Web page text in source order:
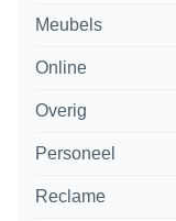
Meubels
Online
Overig
Personeel
Reclame